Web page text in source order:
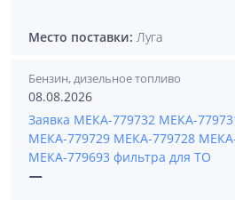
Место поставки: Луга
Бензин, дизельное топливо
08.08.2026
Заявка МЕКА-779732 МЕКА-
МЕКА-779729 МЕКА-779728
МЕКА-779693 фильтра для ТО
—